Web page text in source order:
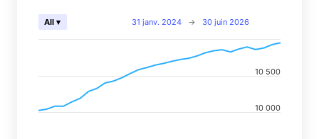
Chart
Combination chart with 2 data series.
View as data table, Chart
The chart has 2 X axes displaying Time, and
The chart has 2 Y axes displaying values, and
31 janv. 2024 → 30 juin 2026
All ▾
10 000
10 500